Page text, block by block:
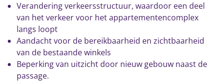
Verandering verkeersstructuur, waardoor een deel
van het verkeer voor het appartementencomplex
langs loopt
Aandacht voor de bereikbaarheid en zichtbaarheid
van de bestaande winkels
Beperking van uitzicht door nieuw gebouw naast de
passage.